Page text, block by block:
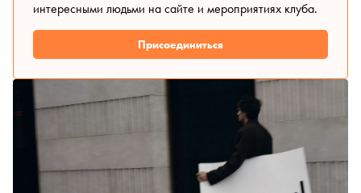
интересными людьми на сайте и мероприятиях клуба.
Присоединиться